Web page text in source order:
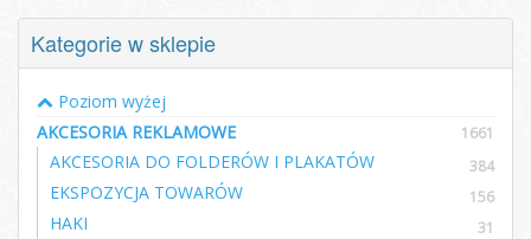
Kategorie w sklepie
Poziom wyżej
AKCESORIA REKLAMOWE
1661
AKCESORIA DO FOLDERÓW I PLAKATÓW 384
EKSPOZYCJA TOWARÓW 156
HAKI 31